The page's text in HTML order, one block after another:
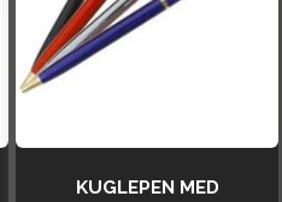
KUGLEPEN MED